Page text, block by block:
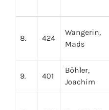
8. 424
Wangerin,
Mads
9. 401
Böhler,
Joachim